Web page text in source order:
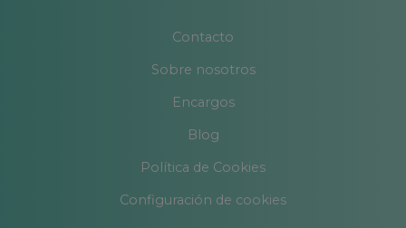
Contacto
Sobre nosotros
Encargos
Blog
Política de Cookies
Configuración de cookies